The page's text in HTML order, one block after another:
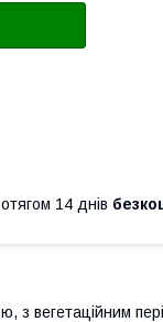
14 днів
з вегетаційним